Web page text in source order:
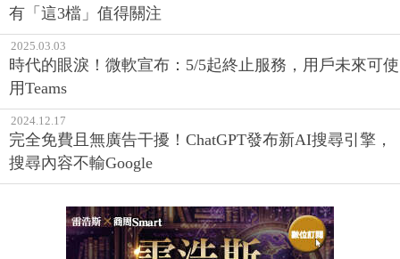
有「這3檔」值得關注
2025.03.03
時代的眼淚！微軟宣布：5/5起終止服務，用戶未來可使
用Teams
2024.12.17
完全免費且無廣告干擾！ChatGPT發布新AI搜尋引擎，
搜尋內容不輸Google